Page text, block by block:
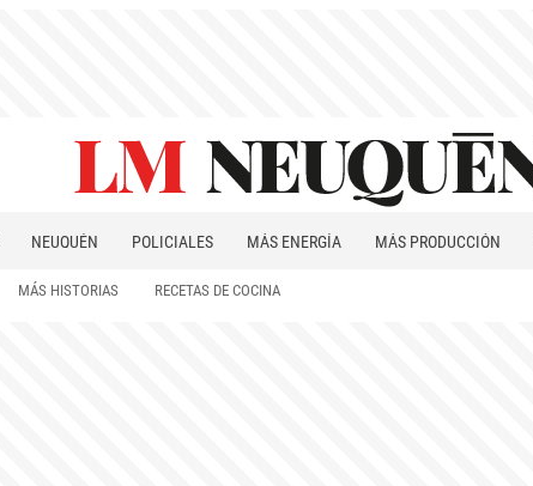
NEUQUÉN POLICIALES MÁS ENERGÍA MÁS PRODUCCIÓN
MÁS HISTORIAS RECETAS DE COCINA